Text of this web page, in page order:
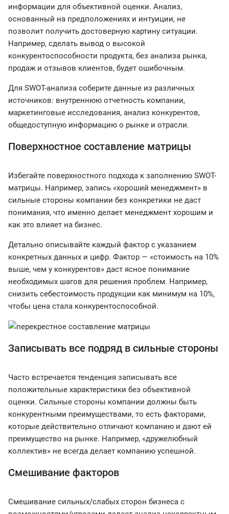
информации для объективной оценки. Анализ,
основанный на предположениях и интуиции, не
позволит получить достоверную картину ситуации.
Например, сделать вывод о высокой
конкурентоспособности продукта, без анализа рынка,
продаж и отзывов клиентов, будет ошибочным.
Для SWOT-анализа соберите данные из различных
источников: внутреннюю отчетность компании,
маркетинговые исследования, анализ конкурентов,
общедоступную информацию о рынке и отрасли.
Поверхностное составление матрицы
Избегайте поверхностного подхода к заполнению SWOT-
матрицы. Например, запись «хороший менеджмент» в
сильные стороны компании без конкретики не даст
понимания, что именно делает менеджмент хорошим и
как это влияет на бизнес.
Детально описывайте каждый фактор с указанием
конкретных данных и цифр. Фактор — «стоимость на 10%
выше, чем у конкурентов» даст ясное понимание
необходимых шагов для решения проблем. Например,
снизить себестоимость продукции как минимум на 10%,
чтобы цена стала конкурентоспособной.
Записывать все подряд в сильные стороны
Часто встречается тенденция записывать все
положительные характеристики без объективной
оценки. Сильные стороны компании должны быть
конкурентными преимуществами, то есть факторами,
которые действительно отличают компанию и дают ей
преимущество на рынке. Например, «дружелюбный
коллектив» не всегда делает компанию успешной.
Смешивание факторов
Смешивание сильных/слабых сторон бизнеса с